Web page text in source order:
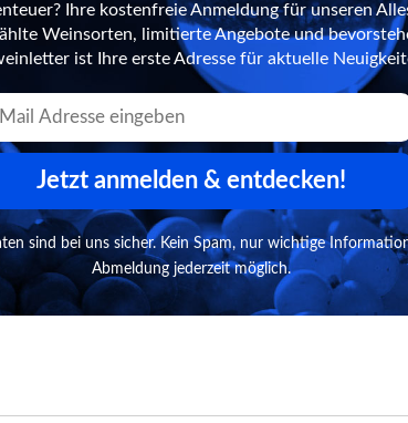
Ihre kostenfreie Anmeldung für unseren
Weinsorten, limitierte Angebote und
ist Ihre erste Adresse für aktuelle
Jetzt anmelden & entdecken!
sind bei uns sicher. Kein Spam, nur wichtige
Abmeldung jederzeit möglich.